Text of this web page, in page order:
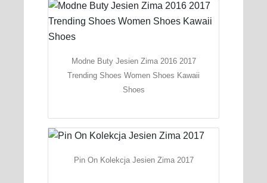
Modne Buty Jesien Zima 2016 2017
Trending Shoes Women Shoes Kawaii
Shoes
Pin On Kolekcja Jesien Zima 2017